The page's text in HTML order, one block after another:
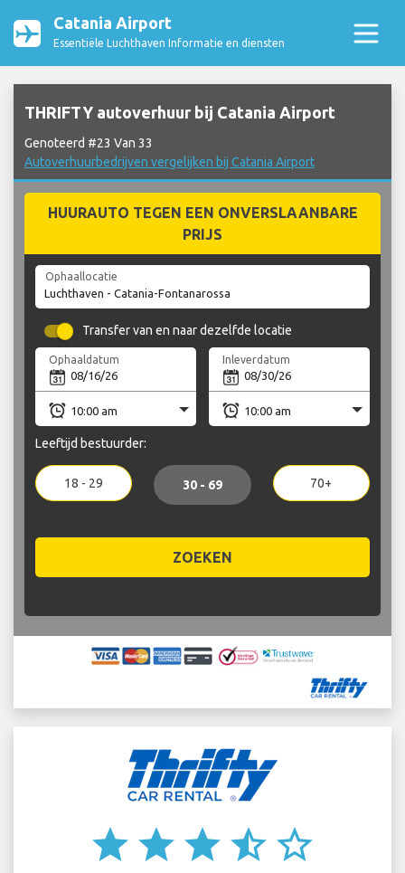
Catania Airport
Essentiële Luchthaven Informatie en diensten
THRIFTY autoverhuur bij Catania Airport
Genoteerd #23 Van 33
Autoverhuurbedrijven vergelijken bij Catania Airport
HUURAUTO TEGEN EEN ONVERSLAANBARE
PRIJS
Ophaallocatie
Transfer van en naar dezelfde locatie
Ophaaldatum Inleverdatum
Leeftijd bestuurder:
18 - 29 30 - 69 70+
ZOEKEN
star star star star_half star_border